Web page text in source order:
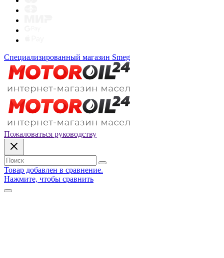
Специализированный магазин Smeg
Пожаловаться руководству
Товар добавлен в сравнение.
Нажмите, чтобы сравнить